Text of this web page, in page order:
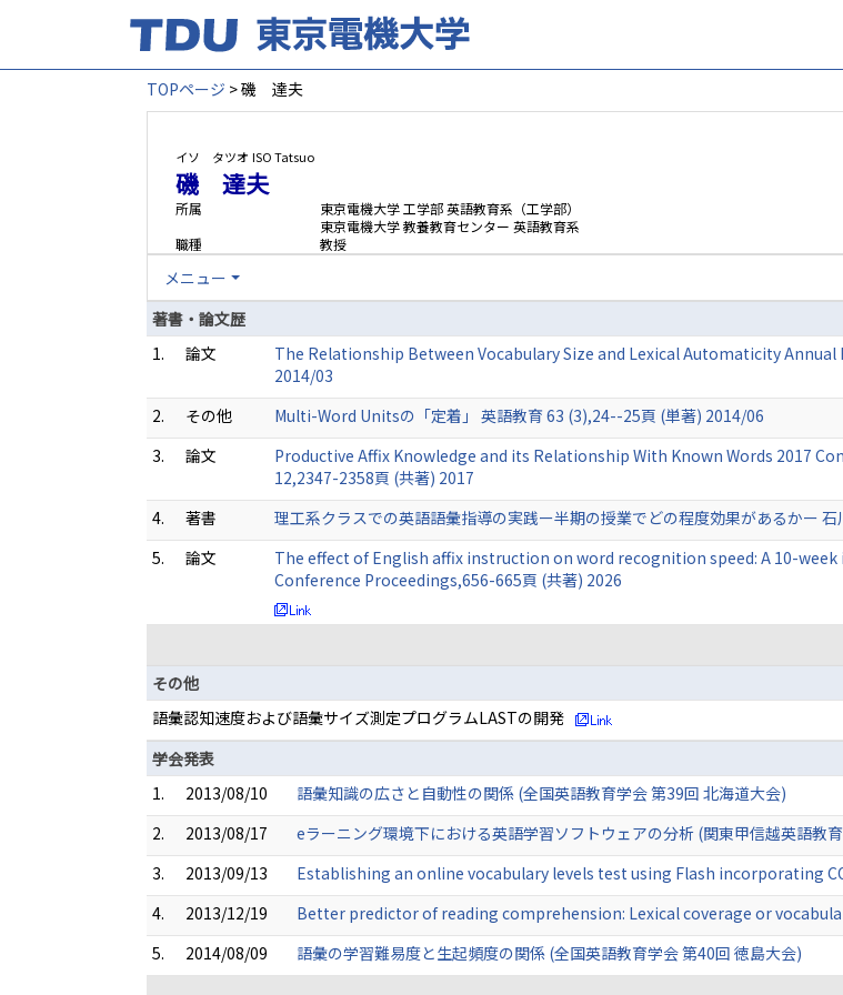
TOPページ > 磯 達夫
イソ タツオ ISO Tatsuo
磯 達夫
所属
東京電機大学 工学部 英語教育系（工学部）
東京電機大学 教養教育センター 英語教育系
職種
教授
メニュー
著書・論文歴
1.
論文
The Relationship Between Vocabulary Size and Lexical Automaticity
2014/03
2.
その他
Multi-Word Unitsの「定着」 英語教育 63 (3),24--25頁 (単著) 2014/06
3.
論文
Productive Affix Knowledge and its Relationship With Known Words 2017
12,2347-2358頁 (共著) 2017
4.
著書
理工系クラスでの英語語彙指導の実践ー半期の授業でどの程度効果があるかー
5.
論文
The effect of English affix instruction on word recognition speed: A 10-
Conference Proceedings,656-665頁 (共著) 2026
その他
語彙認知速度および語彙サイズ測定プログラムLASTの開発
学会発表
1.
2013/08/10
語彙知識の広さと自動性の関係 (全国英語教育学会 第39回 北海道大会)
2.
2013/08/17
eラーニング環境下における英語学習ソフトウェアの分析 (関東甲信越英語教
3.
2013/09/13
Establishing an online vocabulary levels test using Flash incorporating
4.
2013/12/19
Better predictor of reading comprehension: Lexical coverage or
5.
2014/08/09
語彙の学習難易度と生起頻度の関係 (全国英語教育学会 第40回 徳島大会)